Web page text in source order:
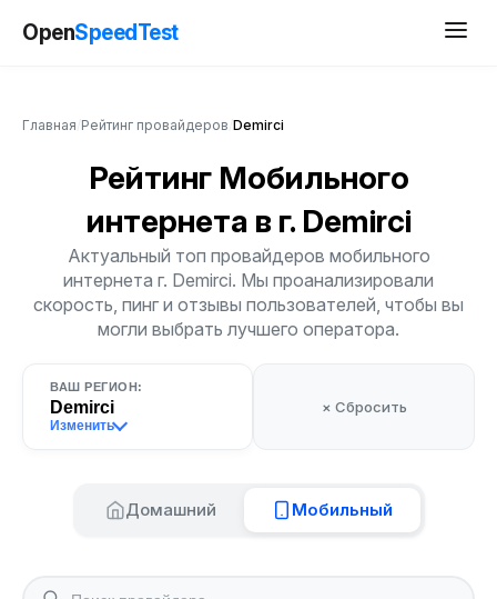
OpenSpeedTest
Главная Рейтинг провайдеров Demirci
Рейтинг Мобильного
интернета в г. Demirci
Актуальный топ провайдеров мобильного
интернета г. Demirci. Мы проанализировали
скорость, пинг и отзывы пользователей, чтобы вы
могли выбрать лучшего оператора.
ВАШ РЕГИОН:
Demirci
Изменить
× Сбросить
Домашний Мобильный